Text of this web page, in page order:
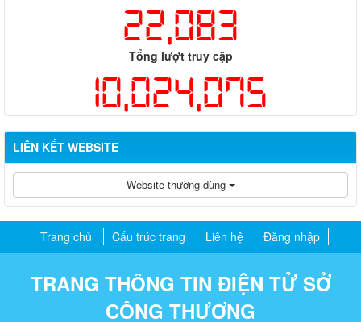
22,083
Tổng lượt truy cập
10,024,075
LIÊN KẾT WEBSITE
Website thường dùng
Trang chủ Cấu trúc trang Liên hệ Đăng nhập
TRANG THÔNG TIN ĐIỆN TỬ SỞ
CÔNG THƯƠNG